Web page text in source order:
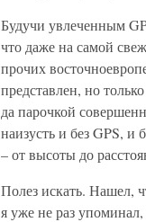
Будучи увлеченным
что даже на самой
прочих
представлен, но
да парочкой
наизусть и без GPS, и
– от высоты до
Полез искать. Нашел,
я уже не раз